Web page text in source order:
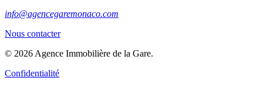
info@agencegaremonaco.com
Nous contacter
© 2026 Agence Immobilière de la Gare.
Confidentialité